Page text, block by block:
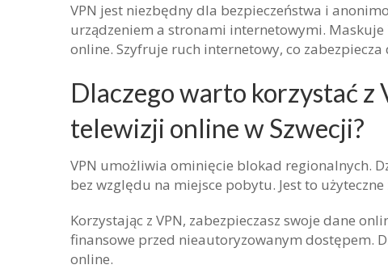
VPN jest niezbędny dla bezpieczeństwa i
urządzeniem a stronami internetowymi.
online. Szyfruje ruch internetowy, co
Dlaczego warto korzystać z
telewizji online w Szwecji?
VPN umożliwia ominięcie blokad regionalnych.
bez względu na miejsce pobytu. Jest to
Korzystając z VPN, zabezpieczasz swoje dane
finansowe przed nieautoryzowanym dostępem.
online.